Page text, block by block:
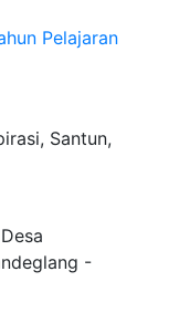
Santun,
-